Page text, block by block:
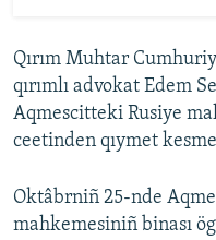
Qırım Muhtar
qırımlı advokat Edem
Aqmescitteki Rusiye
ceetinden qıymet
Oktâbrniñ 25-nde
mahkemesiniñ binası